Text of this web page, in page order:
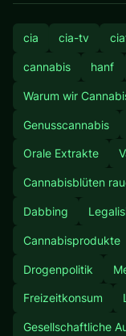
cia cia-tv
cannabis hanf
Warum wir
Genusscannabis
Orale Extrakte
Cannabisblüten
Dabbing
Cannabisprodukte
Drogenpolitik
Freizeitkonsum
Gesellschaftliche